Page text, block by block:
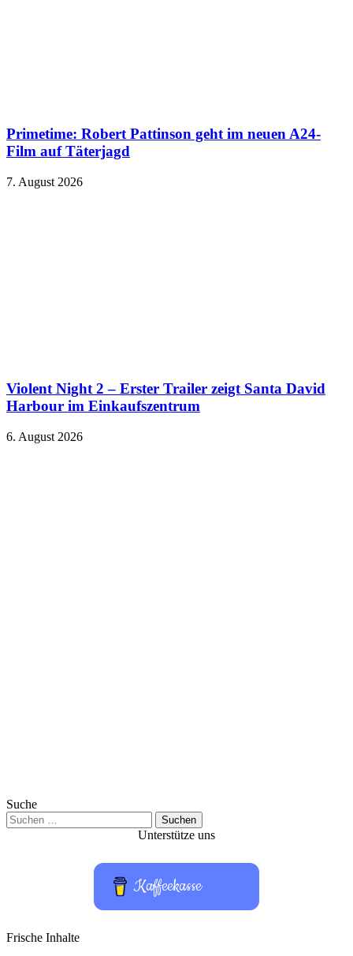
Primetime: Robert Pattinson geht im neuen A24-
Film auf Täterjagd
7. August 2026
Violent Night 2 – Erster Trailer zeigt Santa David
Harbour im Einkaufszentrum
6. August 2026
Suche
Suchen
nach:
Unterstütze uns
Kaffeekasse
Frische Inhalte